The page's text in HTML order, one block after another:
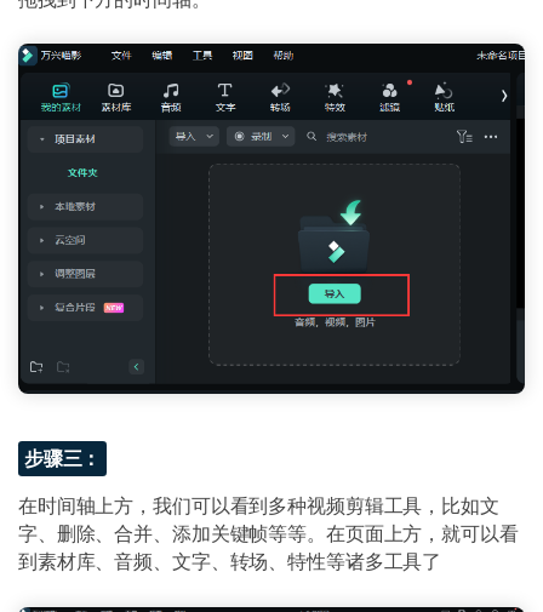
步骤三：
在时间轴上方，我们可以看到多种视频剪辑工具，比如文
字、删除、合并、添加关键帧等等。在页面上方，就可以看
到素材库、音频、文字、转场、特性等诸多工具了